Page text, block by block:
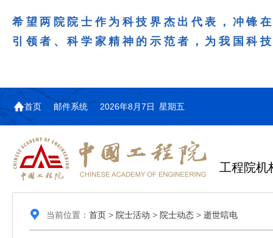
希望两院院士作为科技界杰出代表，冲锋
引领者、科学家精神的示范者，为我国科
首页 邮件系统 2026年8月7日 星期五
工程院机
当前位置： 首页> 院士活动 > 院士动态> 逝世唁电